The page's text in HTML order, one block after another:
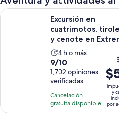
Excursión en
cuatrimotos,
y cenote en
Adventuring Eco
La
actividad
dura
4
horas
4 h o más
9.0
de
10
con
1702
opiniones
9/10
1,702 opiniones
verificadas
Cancelación
gratuita disponible
y
por
Excursión en cuatrimotos,